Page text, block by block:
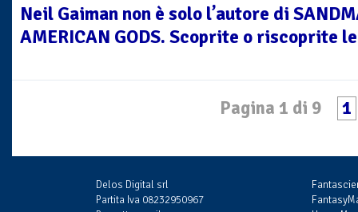
Neil Gaiman non è solo l’autore di
AMERICAN GODS. Scoprite o riscoprite
Pagina 1 di 9 1
Delos Digital srl
Partita Iva 08232950967